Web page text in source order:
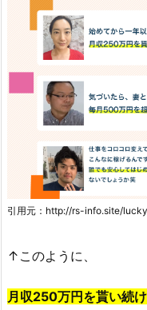
引用元：http://rs-info.site/
↑このように、
月収250万円を貰い続